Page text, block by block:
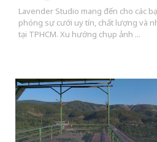
Lavender Studio mang đến cho các
phóng sự cưới uy tín, chất lượng và
tại TPHCM. Xu hướng chụp ảnh ...